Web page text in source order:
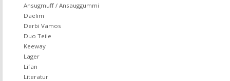
Ansugmuff / Ansauggummi
Daelim
Derbi Vamos
Duo Teile
Keeway
Lager
Lifan
Literatur